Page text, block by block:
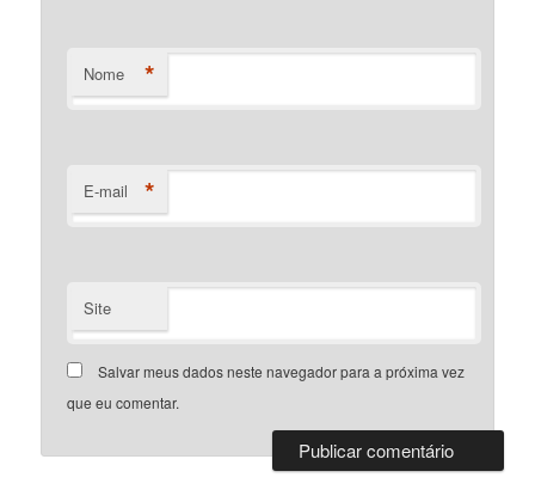
Nome *
E-mail *
Site
Salvar meus dados neste navegador para a próxima vez
que eu comentar.